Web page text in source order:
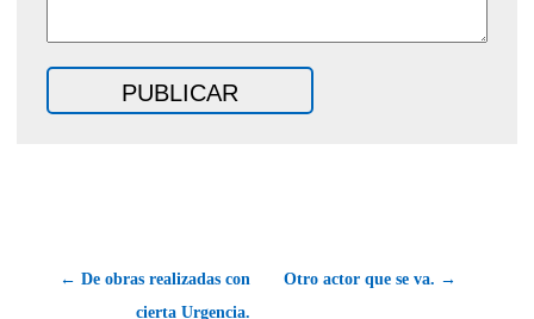
← De obras realizadas con
cierta Urgencia.
Otro actor que se va. →